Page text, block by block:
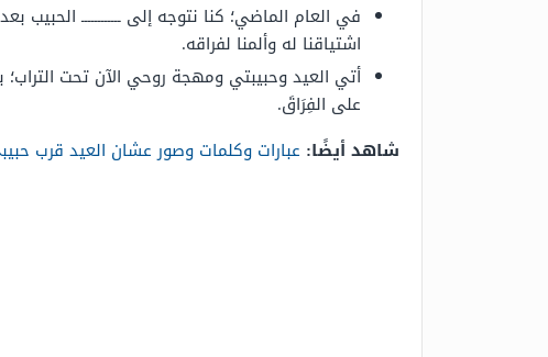
في العام الماضي؛ كنا نتوجه إلى ــــــــــــ
اشتياقنا له وألمنا لفراقه.
أتي العيد وحبيبتي ومهجة روحي الآن تحت
على الفِرَاقَ.
شاهد أيضًا: عبارات وكلمات وصور عشان العيد قرب